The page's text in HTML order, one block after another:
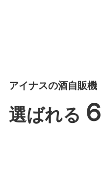
アイナスの酒自販機
選ばれる ６